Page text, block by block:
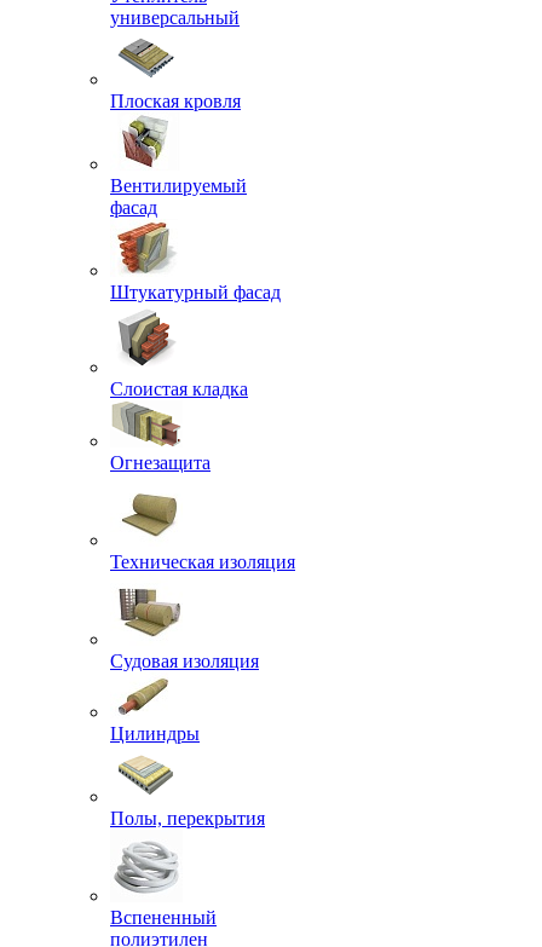
универсальный
Плоская кровля
Вентилируемый
фасад
Штукатурный фасад
Слоистая кладка
Огнезащита
Техническая изоляция
Судовая изоляция
Цилиндры
Полы, перекрытия
Вспененный
полиэтилен